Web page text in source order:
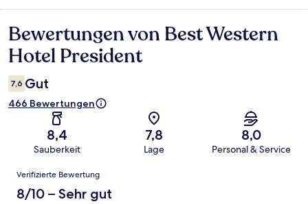
Bewertungen
Bewertungen von Best Western
Hotel President
7,6 Gut
466 Bewertungen
8,4
Sauberkeit
7,8
Lage
8,0
Personal & Service
Bewertungen
Verifizierte Bewertung
8/10 – Sehr gut